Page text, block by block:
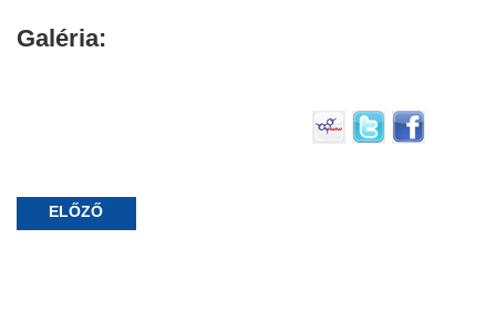
Galéria:
ELŐZŐ